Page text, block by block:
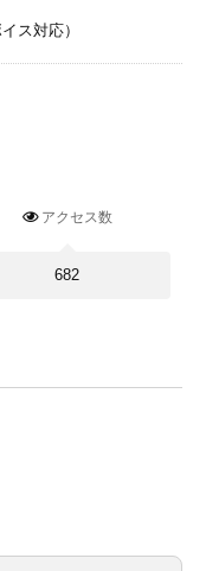
ス対応）
アクセス数
682